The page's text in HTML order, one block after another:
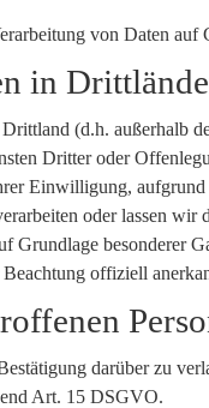
von Daten auf
in
(d.h. außerhalb
Dritter oder
Einwilligung, aufgrund
oder lassen
Grundlage besonderer
offiziell
darüber zu
Art. 15 DSGVO.